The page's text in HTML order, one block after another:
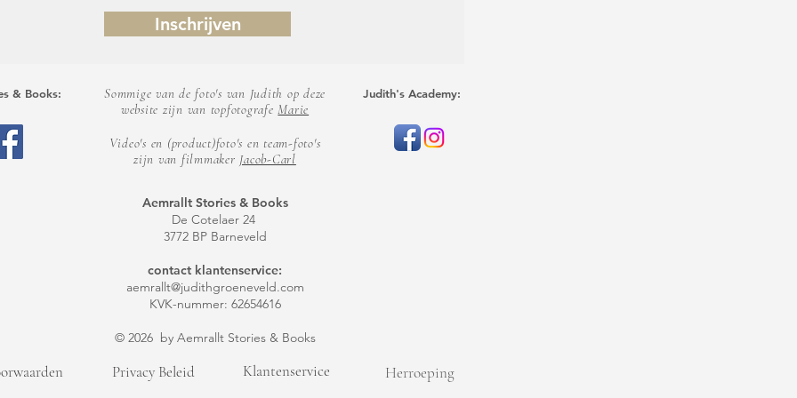
Inschrijven
& Books:
Sommige van de foto's van Judith op deze
website zijn van topfotografeMarie
Video's en (product)foto's en team-foto's
zijn van filmmaker Jacob-Carl
Judith's Academy:
Aemrallt Stories & Books
De Cotelaer 24
3772 BP Barneveld
contact klantenservice:
aemrallt@judithgroeneveld.com
KVK-nummer: 62654616
© 2026 by Aemrallt Stories & Books
Privacy Beleid Klantenservice Herroeping